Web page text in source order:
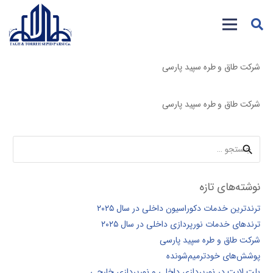
شرکت طاق و طره سپید پارسی
شرکت طاق و طره سپید پارسی
جستجو
برای:
نوشته‌های تازه
ترندترین خدمات دکوراسیون داخلی در سال ۲۰۲۵
ترندهای خدمات نورپردازی داخلی در سال ۲۰۲۵
شرکت طاق و طره سپید پارسی
پوشش‌های خودترمیم‌شونده